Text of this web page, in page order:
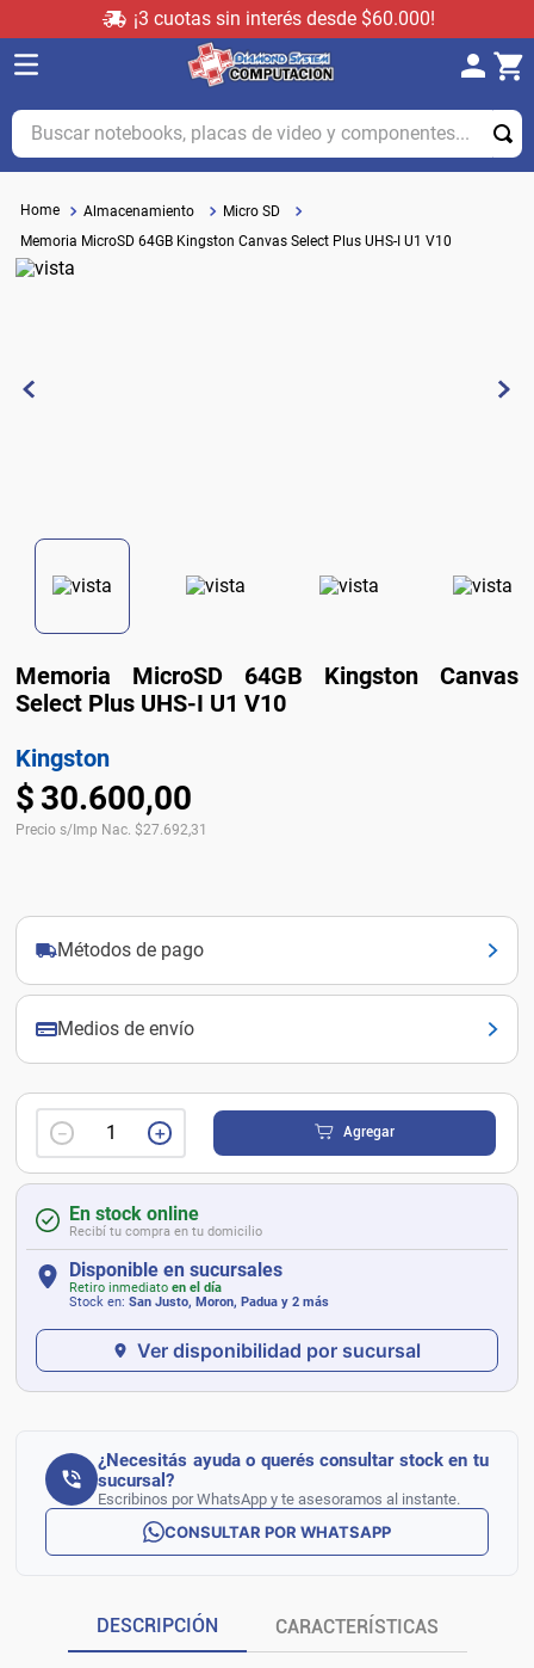
¡3 cuotas sin interés desde $60.000!
Buscar notebooks, placas de video y componentes...
Almacenamiento
Micro SD
Memoria MicroSD 64GB Kingston Canvas Select Plus UHS-I U1 V10
Memoria MicroSD 64GB Kingston Canvas
Select Plus UHS-I U1 V10
Kingston
$ 30.600,00
Precio s/Imp Nac. $27.692,31
Métodos de pago
Medios de envío
＋
－ Agregar
En stock online
Recibí tu compra en tu domicilio
Disponible en sucursales
Retiro inmediato en el día
Stock en: San Justo, Moron, Padua y 2 más
Ver disponibilidad por sucursal
¿Necesitás ayuda o querés consultar stock en tu
sucursal?
Escribinos por WhatsApp y te asesoramos al instante.
CONSULTAR POR WHATSAPP
DESCRIPCIÓN CARACTERÍSTICAS